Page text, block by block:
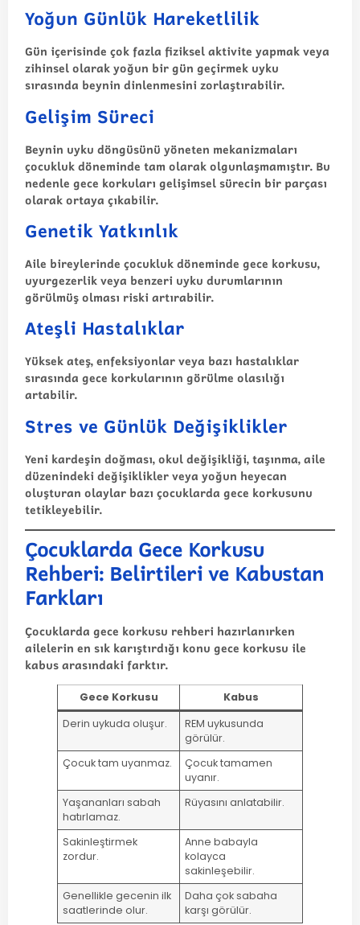
Yoğun Günlük Hareketlilik
Gün içerisinde çok fazla fiziksel aktivite yapmak veya
zihinsel olarak yoğun bir gün geçirmek uyku
sırasında beynin dinlenmesini zorlaştırabilir.
Gelişim Süreci
Beynin uyku döngüsünü yöneten mekanizmaları
çocukluk döneminde tam olarak olgunlaşmamıştır. Bu
nedenle gece korkuları gelişimsel sürecin bir parçası
olarak ortaya çıkabilir.
Genetik Yatkınlık
Aile bireylerinde çocukluk döneminde gece korkusu,
uyurgezerlik veya benzeri uyku durumlarının
görülmüş olması riski artırabilir.
Ateşli Hastalıklar
Yüksek ateş, enfeksiyonlar veya bazı hastalıklar
sırasında gece korkularının görülme olasılığı
artabilir.
Stres ve Günlük Değişiklikler
Yeni kardeşin doğması, okul değişikliği, taşınma, aile
düzenindeki değişiklikler veya yoğun heyecan
oluşturan olaylar bazı çocuklarda gece korkusunu
tetikleyebilir.
Çocuklarda Gece Korkusu
Rehberi: Belirtileri ve Kabustan
Farkları
Çocuklarda gece korkusu rehberi hazırlanırken
ailelerin en sık karıştırdığı konu gece korkusu ile
kabus arasındaki farktır.
Gece Korkusu
Kabus
Derin uykuda oluşur.
REM uykusunda
görülür.
Çocuk tam uyanmaz.
Çocuk tamamen
uyanır.
Yaşananları sabah
hatırlamaz.
Rüyasını anlatabilir.
Sakinleştirmek
zordur.
Anne babayla
kolayca
sakinleşebilir.
Genellikle gecenin ilk
saatlerinde olur.
Daha çok sabaha
karşı görülür.